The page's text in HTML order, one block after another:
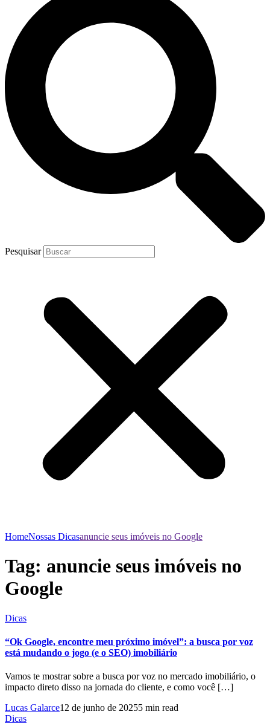
Pesquisar
HomeNossas Dicasanuncie seus imóveis no Google
Tag: anuncie seus imóveis no
Google
Dicas
“Ok Google, encontre meu próximo imóvel”: a busca por voz
está mudando o jogo (e o SEO) imobiliário
Vamos te mostrar sobre a busca por voz no mercado imobiliário, o
impacto direto disso na jornada do cliente, e como você […]
Lucas Galarce12 de junho de 20255 min read
Dicas